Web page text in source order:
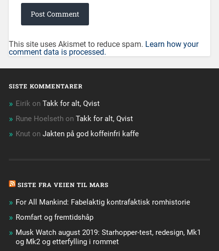
This site uses Akismet to reduce spam. Learn how your
comment data is processed.
SISTE KOMMENTARER
Eirik on Takk for alt, Qvist
Rune Hoelseth on Takk for alt, Qvist
Knuton Jakten på god koffeinfri kaffe
SISTE FRA VEIEN TIL MARS
For All Mankind: Fabelaktig kontrafaktisk romhistorie
Romfart og fremtidshåp
Musk Watch august 2019: Starhopper-test, redesign, Mk1
og Mk2 og etterfylling i rommet